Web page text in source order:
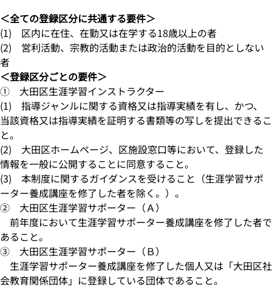
＜全ての登録区分に共通する要件＞
(1) 区内に在住、在勤又は在学する18歳以上の者
(2) 営利活動、宗教的活動または政治的活動を目的としない
者
＜登録区分ごとの要件＞
① 大田区生涯学習インストラクター
(1) 指導ジャンルに関する資格又は指導実績を有し、かつ、
当該資格又は指導実績を証明する書類等の写しを提出できるこ
と。
(2) 大田区ホームページ、区施設窓口等において、登録した
情報を一般に公開することに同意すること。
(3) 本制度に関するガイダンスを受けること（生涯学習サポ
ーター養成講座を修了した者を除く。）。
② 大田区生涯学習サポーター（Ａ）
前年度において生涯学習サポーター養成講座を修了した者で
あること。
③ 大田区生涯学習サポーター（Ｂ）
生涯学習サポーター養成講座を修了した個人又は「大田区社
会教育関係団体」に登録している団体であること。